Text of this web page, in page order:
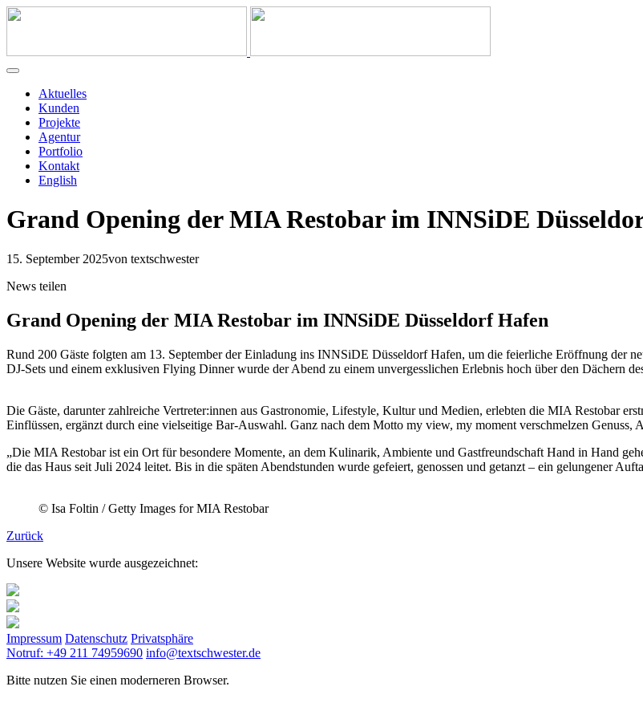
Aktuelles
Kunden
Projekte
Agentur
Portfolio
Kontakt
English
Grand Opening der MIA Restobar im INNSiDE
15. September 2025von textschwester
News teilen
Grand Opening der MIA Restobar im INNSiDE Düsseldorf Hafen
Rund 200 Gäste folgten am 13. September der Einladung ins INNSiDE Düsseldorf Hafen, um die feierliche Eröffnung der
DJ-Sets und einem exklusiven Flying Dinner wurde der Abend zu einem unvergesslichen Erlebnis hoch über den Dächern
Die Gäste, darunter zahlreiche Vertreter:innen aus Gastronomie, Lifestyle, Kultur und Medien, erlebten die MIA Restobar
Einflüssen, ergänzt durch eine vielseitige Bar-Auswahl. Ganz nach dem Motto my view, my moment verschmelzen Genuss,
„Die MIA Restobar ist ein Ort für besondere Momente, an dem Kulinarik, Ambiente und Gastfreundschaft Hand in Hand
die das Haus seit Juli 2024 leitet. Bis in die späten Abendstunden wurde gefeiert, genossen und getanzt – ein gelungener
© Isa Foltin / Getty Images for MIA Restobar
Zurück
Unsere Website wurde ausgezeichnet:
Impressum Datenschutz Privatsphäre
Notruf: +49 211 74959690 info@textschwester.de
Bitte nutzen Sie einen moderneren Browser.